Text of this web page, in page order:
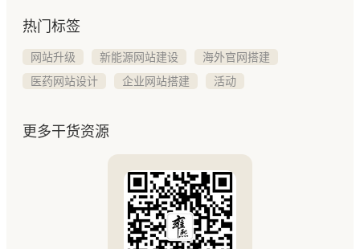
热门标签
网站升级 新能源网站建设
海外官网搭建
医药网站设计
企业网站搭建 活动
更多干货资源